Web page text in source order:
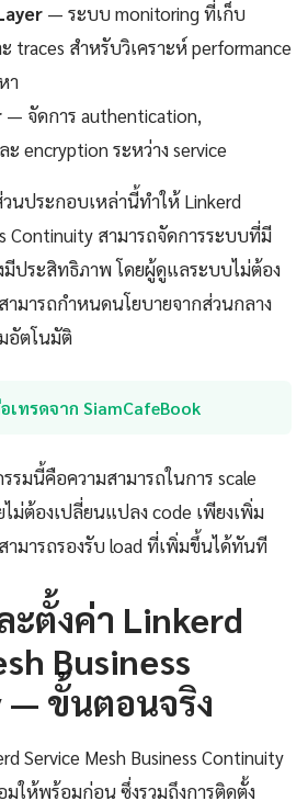
— ระบบ monitoring ที่เก็บ
traces สำหรับวิเคราะห์ performance
า
— จัดการ authentication,
encryption ระหว่าง service
นประกอบเหล่านี้ทำให้ Linkerd
Continuity สามารถจัดการระบบที่มี
มีประสิทธิภาพ โดยผู้ดูแลระบบไม่ต้อง
มารถกำหนดนโยบายจากส่วนกลาง
อัตโนมัติ
เทรดจาก SiamCafeBook
มนี้คือความสามารถในการ scale
ม่ต้องเปลี่ยนแปลง code เพียงเพิ่ม
ามารถรองรับ load ที่เพิ่มขึ้นได้ทันที
ะตั้งค่า Linkerd
Business
— ขั้นตอนจริง
Service Mesh Business Continuity
ให้พร้อมก่อน ซึ่งรวมถึงการติดตั้ง